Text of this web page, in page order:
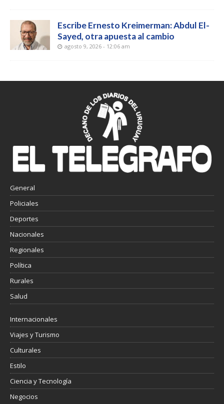
Escribe Ernesto Kreimerman: Abdul El-
Sayed, otra apuesta al cambio
agosto 9, 2026 - 12:06 am
General
Policiales
Deportes
Nacionales
Regionales
Política
Rurales
Salud
Internacionales
Viajes y Turismo
Culturales
Estilo
Ciencia y Tecnología
Negocios